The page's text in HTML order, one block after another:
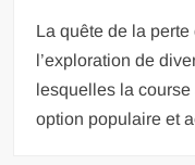
La quête de la
l’exploration de
lesquelles la
option populaire et